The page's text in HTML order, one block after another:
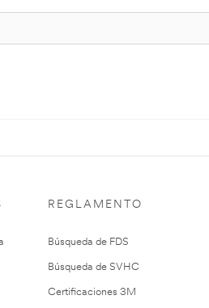
REGLAMENTO
Búsqueda de FDS
Búsqueda de SVHC
Certificaciones 3M